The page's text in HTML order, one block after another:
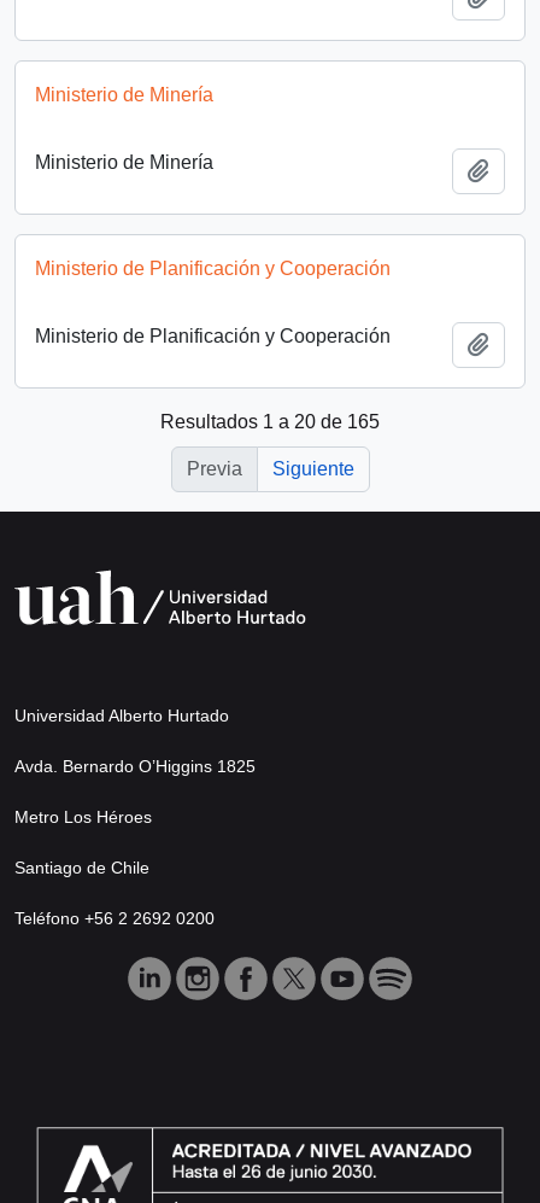
Ministerio de Minería
Ministerio de Minería
Ministerio de Planificación y Cooperación
Ministerio de Planificación y Cooperación
Resultados 1 a 20 de 165
Previa Siguiente
Universidad Alberto Hurtado
Avda. Bernardo O’Higgins 1825
Metro Los Héroes
Santiago de Chile
Teléfono +56 2 2692 0200